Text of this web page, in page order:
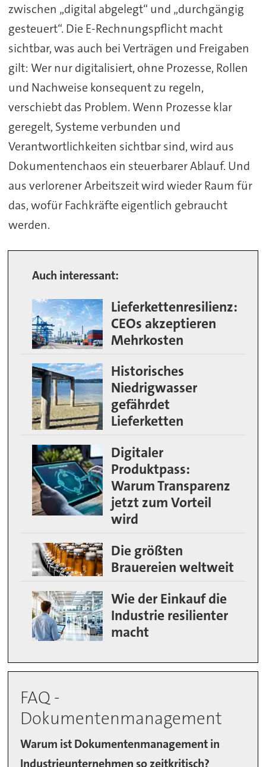
zwischen „digital abgelegt“ und „durchgängig
gesteuert“. Die E-Rechnungspflicht macht
sichtbar, was auch bei Verträgen und Freigaben
gilt: Wer nur digitalisiert, ohne Prozesse, Rollen
und Nachweise konsequent zu regeln,
verschiebt das Problem. Wenn Prozesse klar
geregelt, Systeme verbunden und
Verantwortlichkeiten sichtbar sind, wird aus
Dokumentenchaos ein steuerbarer Ablauf. Und
aus verlorener Arbeitszeit wird wieder Raum für
das, wofür Fachkräfte eigentlich gebraucht
werden.
Auch interessant:
Lieferkettenresilienz:
CEOs akzeptieren
Mehrkosten
Historisches
Niedrigwasser
gefährdet
Lieferketten
Digitaler
Produktpass:
Warum Transparenz
jetzt zum Vorteil
wird
Die größten
Brauereien weltweit
Wie der Einkauf die
Industrie resilienter
macht
FAQ -
Dokumentenmanagement
Warum ist Dokumentenmanagement in
Industrieunternehmen so zeitkritisch?